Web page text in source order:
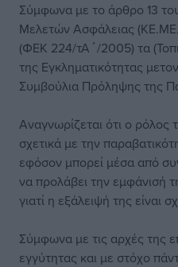
Σύμφωνα με το άρθρο 13
Μελετών Ασφάλειας
(ΦΕΚ 224/τΑ΄/2005) τα
της Εγκληματικότητας
Συμβούλια Πρόληψης της
Αναγνωρίζεται ότι ο ρόλος
σχετικά με την
εφόσον μπορεί μέσα από
να προλάβει την εμφάνισή
γιατί η εξάλειψή της είναι
Σύμφωνα με τις αρχές της
εγγύτητας και με στόχο